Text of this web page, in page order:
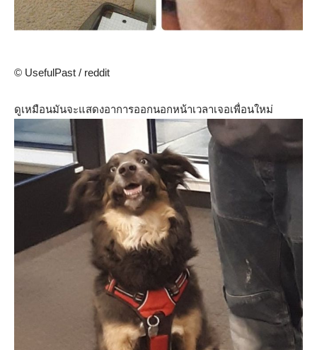
© UsefulPast / reddit
ดูเหมือนมันจะแสดงอาการออกนอกหน้าเวลาเจอเพื่อนใหม่